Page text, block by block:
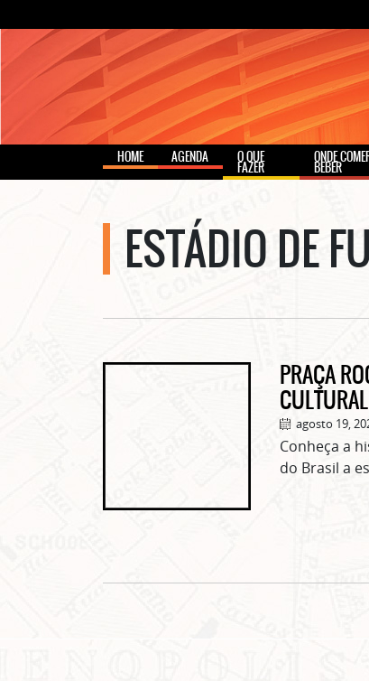
HOME AGENDA O QUE
FAZER
ONDE
BEBER
ESTÁDIO DE
PRAÇA
agosto 19,
Conheça a
do Brasil a